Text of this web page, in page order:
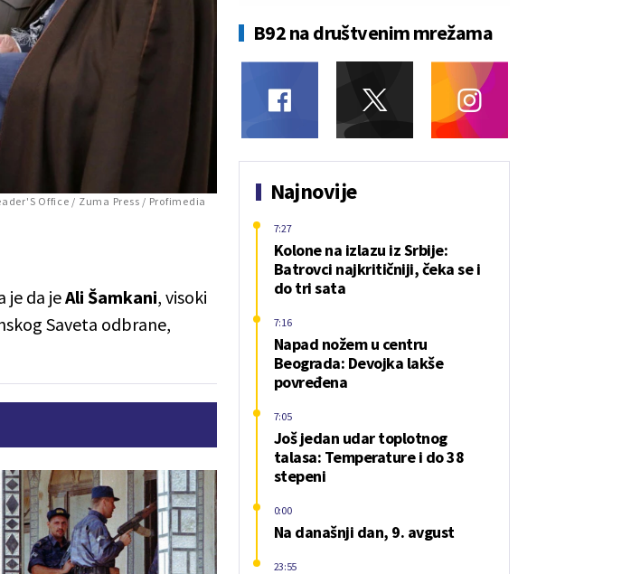
Office / Zuma Press / Profimedia
je da jeAli Šamkani, visoki
Saveta odbrane,
B92 na društvenim mrežama
Najnovije
Kolone na izlazu iz Srbije:
Batrovci najkritičniji, čeka se i
do tri sata
7:27
Napad nožem u centru
Beograda: Devojka lakše
povređena
7:16
Još jedan udar toplotnog
talasa: Temperature i do 38
stepeni
7:05
Na današnji dan, 9. avgust
0:00
23:55